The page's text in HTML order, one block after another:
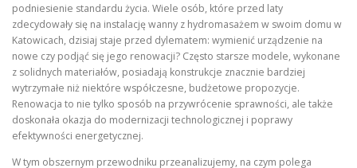
podniesienie standardu życia. Wiele osób, które przed laty
zdecydowały się na instalację wanny z hydromasażem w swoim domu w
Katowicach, dzisiaj staje przed dylematem: wymienić urządzenie na
nowe czy podjąć się jego renowacji? Często starsze modele, wykonane
z solidnych materiałów, posiadają konstrukcje znacznie bardziej
wytrzymałe niż niektóre współczesne, budżetowe propozycje.
Renowacja to nie tylko sposób na przywrócenie sprawności, ale także
doskonała okazja do modernizacji technologicznej i poprawy
efektywności energetycznej.
W tym obszernym przewodniku przeanalizujemy, na czym polega